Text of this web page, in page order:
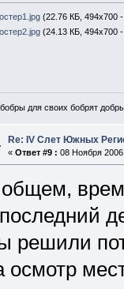
(22.76 КБ, 494x700
(24.13 КБ, 494x700
для своих бобрят
Re: IV Слет Южных
« Ответ #9 : 08 Ноября
решили
осмотр